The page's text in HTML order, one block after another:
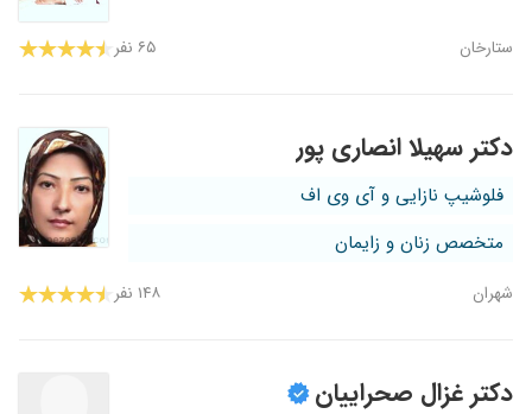
ستارخان ۶۵ نفر
دکتر سهیلا انصاری پور
فلوشیپ نازایی و آی وی اف
متخصص زنان و زایمان
شهران ۱۴۸ نفر
دکتر غزال صحراییان